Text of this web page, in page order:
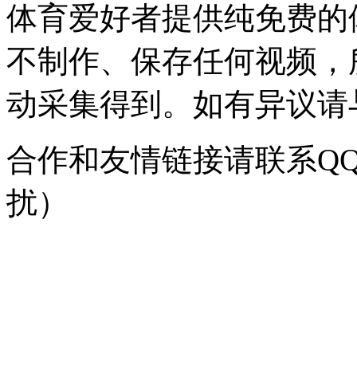
体育爱好者提供纯免费
不制作、保存任何视频
动采集得到。如有异议
合作和友情链接请联系
扰）